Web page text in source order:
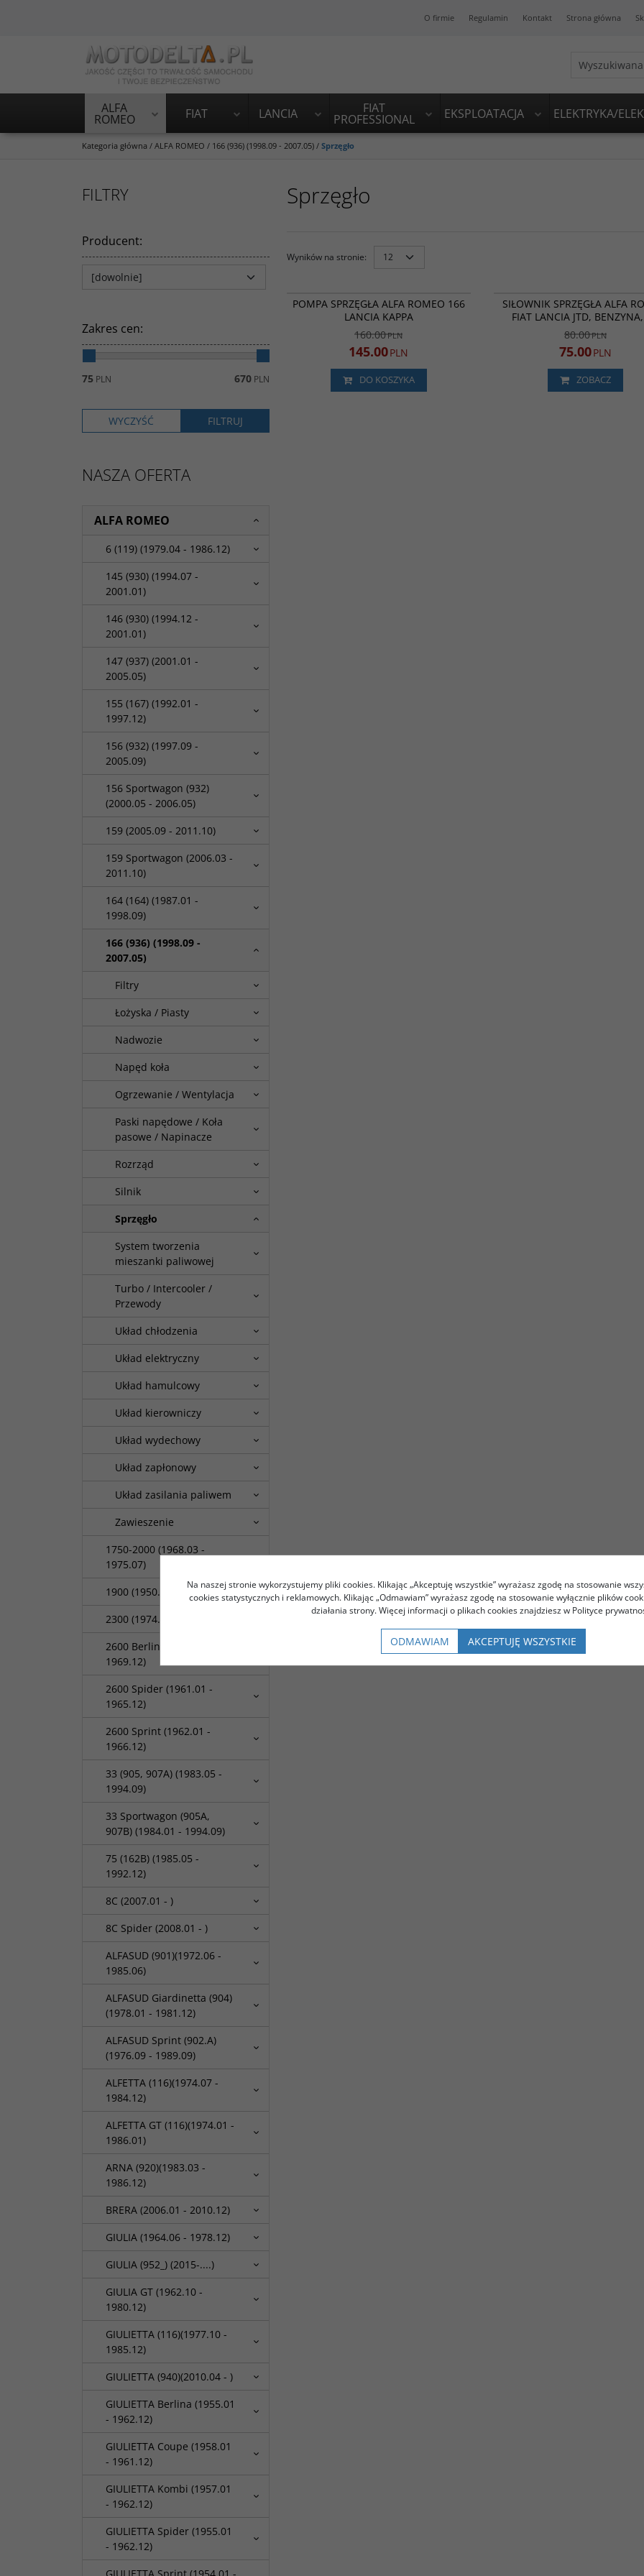
O firmie Regulamin Kontakt Strona główna
ALFA
ROMEO FIAT LANCIA FIAT
PROFESSIONAL EKSPLOATACJA ELEKTRYKA/
Kategoria główna / ALFA ROMEO / 166 (936) (1998.09 - 2007.05) / Sprzęgło
Sprzęgło
Wyników na stronie:
NOWOŚĆ PROMOCJA
POMPA SPRZĘGŁA ALFA ROMEO 166
LANCIA KAPPA
160.00PLN
145.00PLN
DO KOSZYKA
BESTSELLER
SIŁOWNIK SPRZĘGŁA ALFA
FIAT LANCIA JTD,
80.00PLN
75.00PLN
ZOBACZ
FILTRY
Producent:
Zakres cen:
75 PLN 670 PLN
NASZA OFERTA
ALFA ROMEO
6 (119) (1979.04 - 1986.12)
145 (930) (1994.07 -
2001.01)
146 (930) (1994.12 -
2001.01)
147 (937) (2001.01 -
2005.05)
155 (167) (1992.01 -
1997.12)
156 (932) (1997.09 -
2005.09)
156 Sportwagon (932)
(2000.05 - 2006.05)
159 (2005.09 - 2011.10)
159 Sportwagon (2006.03 -
2011.10)
164 (164) (1987.01 -
1998.09)
166 (936) (1998.09 -
2007.05)
Filtry
Łożyska / Piasty
Nadwozie
Napęd koła
Ogrzewanie / Wentylacja
Paski napędowe / Koła
pasowe / Napinacze
Rozrząd
Silnik
Sprzęgło
System tworzenia
mieszanki paliwowej
Turbo / Intercooler /
Przewody
Układ chłodzenia
Układ elektryczny
Układ hamulcowy
Układ kierowniczy
Układ wydechowy
Układ zapłonowy
Układ zasilania paliwem
Zawieszenie
1750-2000 (1968.03 -
1975.07)
1900 (1950.10 - 1959.09)
2300 (1974.03 - 1980.10)
2600 Berlina (1962.01 -
1969.12)
2600 Spider (1961.01 -
1965.12)
2600 Sprint (1962.01 -
1966.12)
33 (905, 907A) (1983.05 -
1994.09)
33 Sportwagon (905A,
907B) (1984.01 - 1994.09)
75 (162B) (1985.05 -
1992.12)
8C (2007.01 - )
8C Spider (2008.01 - )
ALFASUD (901)(1972.06 -
1985.06)
ALFASUD Giardinetta (904)
(1978.01 - 1981.12)
ALFASUD Sprint (902.A)
(1976.09 - 1989.09)
ALFETTA (116)(1974.07 -
1984.12)
ALFETTA GT (116)(1974.01 -
1986.01)
ARNA (920)(1983.03 -
1986.12)
BRERA (2006.01 - 2010.12)
GIULIA (1964.06 - 1978.12)
GIULIA (952_) (2015-....)
GIULIA GT (1962.10 -
1980.12)
GIULIETTA (116)(1977.10 -
1985.12)
GIULIETTA (940)(2010.04 - )
GIULIETTA Berlina (1955.01
- 1962.12)
GIULIETTA Coupe (1958.01
- 1961.12)
GIULIETTA Kombi (1957.01
- 1962.12)
GIULIETTA Spider (1955.01
- 1962.12)
Na naszej stronie wykorzystujemy pliki cookies. Klikając „Akceptuję wszystkie” wyrażasz zgodę na stosowanie
cookies statystycznych i reklamowych. Klikając „Odmawiam” wyrażasz zgodę na stosowanie wyłącznie plików
działania strony. Więcej informacji o plikach cookies znajdziesz w Polityce
ODMAWIAM AKCEPTUJĘ WSZYSTKIE